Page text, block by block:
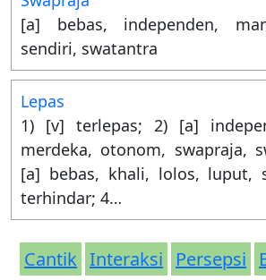
[a] bebas, independen,
sendiri, swatantra
Lepas
1) [v] terlepas; 2) [a]
merdeka, otonom, swapraja,
[a] bebas, khali, lolos, luput,
terhindar; 4…
Cantik Interaksi Persepsi